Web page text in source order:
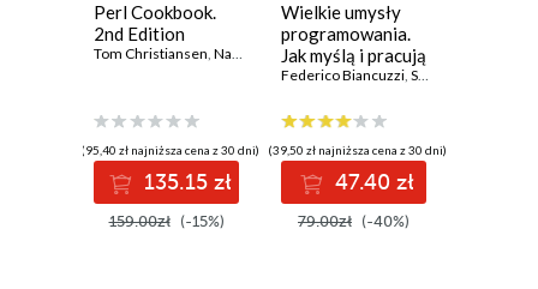
Perl Cookbook.
2nd Edition
Tom Christiansen, Nathan Torkington
(95,40 zł najniższa cena z 30 dni)
135.15 zł
159.00zł (-15%)
Wielkie umysły
programowania.
Jak myślą i pracują
twórcy
języków
Federico Biancuzzi, Shane Warden
(39,50 zł najniższa cena z 30 dni)
47.40 zł
79.00zł (-40%)